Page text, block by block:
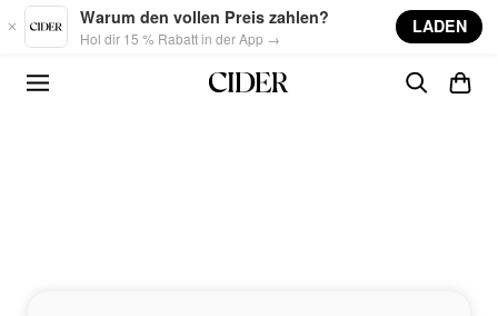
Skip to main content
Warum den vollen Preis zahlen?
Hol dir 15 % Rabatt in der App →
LADEN